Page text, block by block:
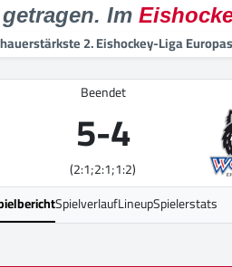
Im
2. Eishockey-Liga Europas
Beendet
5-4
(2:1;2:1;1:2)
SpielverlaufLineupSpielerstats